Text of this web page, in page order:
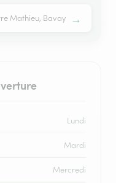
Mathieu, Bavay →
Lundi
Mardi
Mercredi